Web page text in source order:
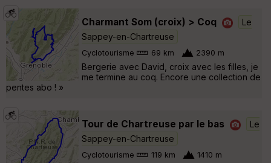
Charmant Som (croix) > Coq
Le
Sappey-en-Chartreuse
Cyclotourisme 69 km 2390 m
Bergerie avec David, croix avec les filles, je
me termine au coq. Encore une collection de
pentes abo ! »
Tour de Chartreuse par le bas
Le
Sappey-en-Chartreuse
Cyclotourisme 119 km 1410 m